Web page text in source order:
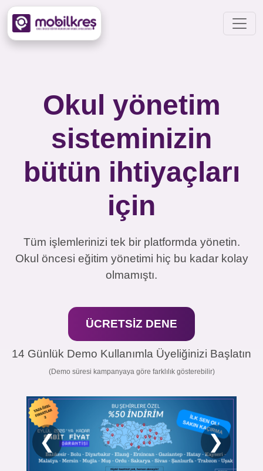
Okul yönetim
sisteminizin
bütün ihtiyaçları
için
Tüm işlemlerinizi tek bir platformda yönetin.
Okul öncesi eğitim yönetimi hiç bu kadar kolay
olmamıştı.
ÜCRETSİZ DENE
14 Günlük Demo Kullanımla Üyeliğinizi Başlatın
(Demo süresi kampanyaya göre farklılık gösterebilir)
❮ ❯